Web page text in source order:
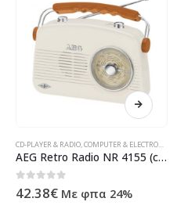
CD-PLAYER & RADIO,COMPUTER & ELECTRONIC
AEG Retro Radio NR 4155 (creme)
0out of 5
42.38€ Με φπα 24%